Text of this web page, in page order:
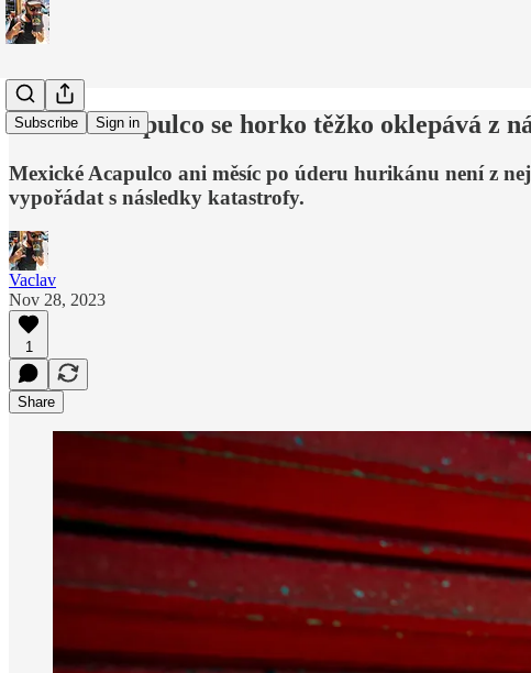
Subscribe Sign in
FOTO: Acapulco se horko těžko oklepává z
Mexické Acapulco ani měsíc po úderu hurikánu není z
vypořádat s následky katastrofy.
Vaclav
Nov 28, 2023
1
Share